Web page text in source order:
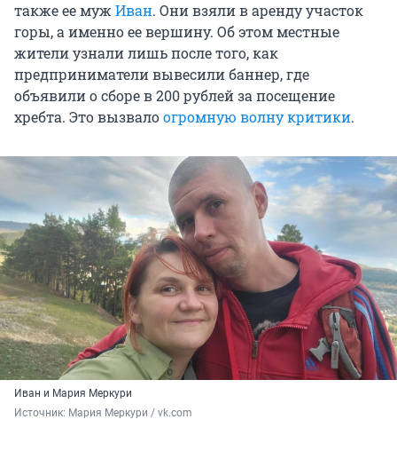
также ее муж Иван. Они взяли в аренду участок
горы, а именно ее вершину. Об этом местные
жители узнали лишь после того, как
предприниматели вывесили баннер, где
объявили о сборе в 200 рублей за посещение
хребта. Это вызвалоогромную волну критики.
Иван и Мария Меркури
Источник: Мария Меркури / vk.com